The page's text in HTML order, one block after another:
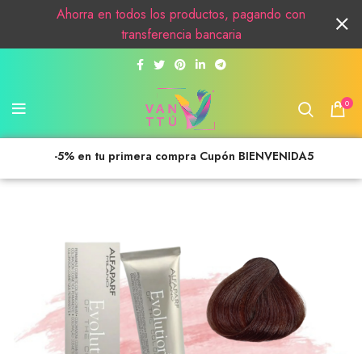
0
-5% en tu primera compra Cupón BIENVENIDA5
Ahorra en todos los productos, pagando con
transferencia bancaria